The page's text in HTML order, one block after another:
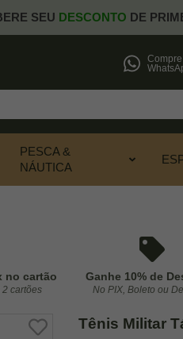
SEU DESCONTO DE
PESCA &
NÁUTICA
no cartão
cartões
Ganhe 10% de
No PIX, Boleto ou
Tênis Militar